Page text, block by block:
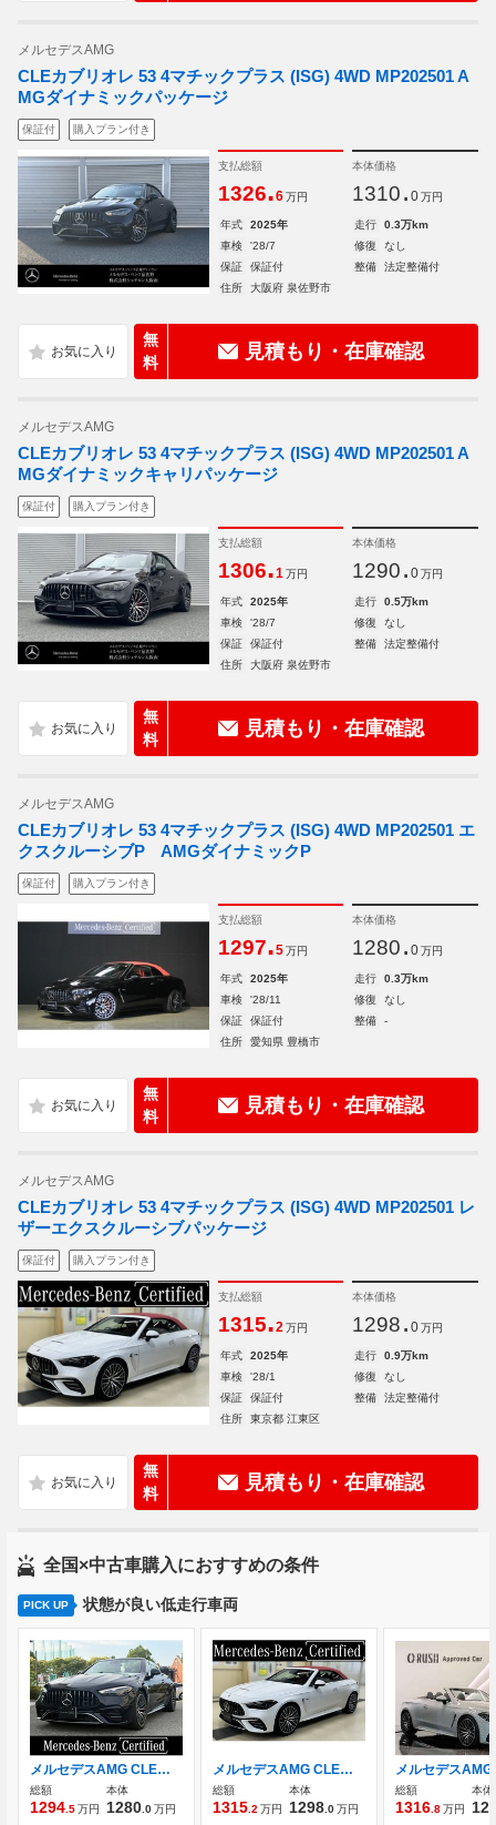
メルセデスAMG
CLEカブリオレ 53 4マチックプラス (ISG) 4WD MP202501 A
MGダイナミックパッケージ
保証付 購入プラン付き
支払総額
1326.6 万円
本体価格
1310. 0 万円
年式 2025年 走行
0.3万km
車検
'28/7 修復
なし
保証
保証付 整備
法定整備付
住所
大阪府 泉佐野市
無
料
見積もり・在庫確認
メルセデスAMG
CLEカブリオレ 53 4マチックプラス (ISG) 4WD MP202501 A
MGダイナミックキャリパッケージ
保証付 購入プラン付き
支払総額
1306.1 万円
本体価格
1290. 0 万円
年式 2025年 走行
0.5万km
車検
'28/7 修復
なし
保証
保証付 整備
法定整備付
住所
大阪府 泉佐野市
無
料
見積もり・在庫確認
メルセデスAMG
CLEカブリオレ 53 4マチックプラス (ISG) 4WD MP202501 エ
クスクルーシブP AMGダイナミックP
保証付 購入プラン付き
支払総額
1297.5 万円
本体価格
1280. 0 万円
年式 2025年 走行
0.3万km
車検
'28/11 修復
なし
保証
保証付 整備
-
住所
愛知県 豊橋市
無
料
見積もり・在庫確認
メルセデスAMG
CLEカブリオレ 53 4マチックプラス (ISG) 4WD MP202501 レ
ザーエクスクルーシブパッケージ
保証付 購入プラン付き
支払総額
1315.2 万円
本体価格
1298. 0 万円
年式 2025年 走行
0.9万km
車検
'28/1 修復
なし
保証
保証付 整備
法定整備付
住所
東京都 江東区
無
料
見積もり・在庫確認
全国×中古車購入におすすめの条件
PICK UP 状態が良い低走行車両
メルセデスAMG CLEカブリオレ 53 4マチックプラス (ISG) 4WD MP202501 デモカーアップ AMGダイナミックプラスPKG
総額
1294 .5万円
本体
1280 .0万円
メルセデスAMG CLEカブリオレ 53 4マチックプラス (ISG) 4WD MP202501 レザーエクスクルーシブパッケージ
総額
1315 .2 万円
本体
1298 .0万円
総額
1316 .8万円
本体